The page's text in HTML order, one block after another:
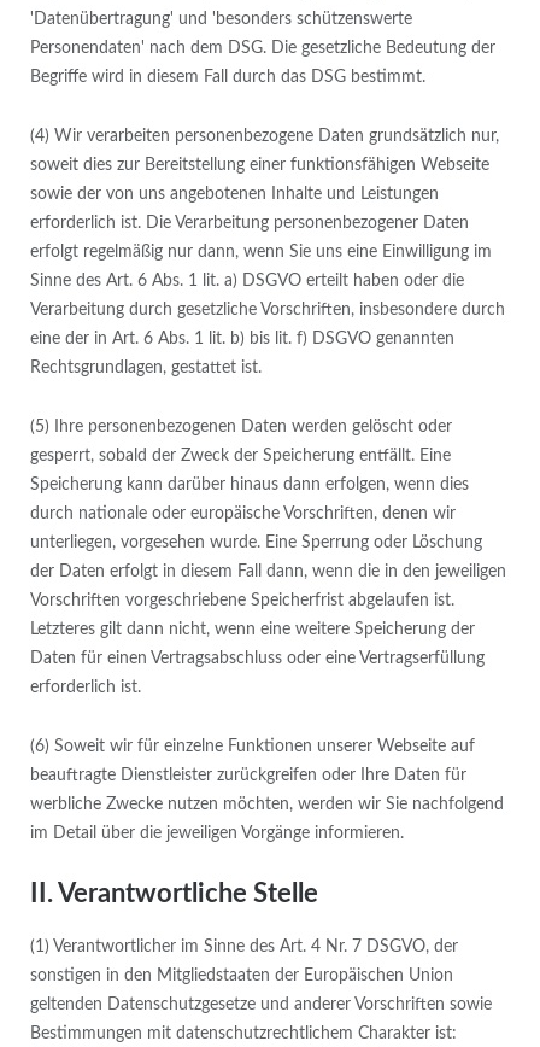
'Datenübertragung' und 'besonders schützenswerte
Personendaten' nach dem DSG. Die gesetzliche Bedeutung der
Begriffe wird in diesem Fall durch das DSG bestimmt.
(4) Wir verarbeiten personenbezogene Daten grundsätzlich nur,
soweit dies zur Bereitstellung einer funktionsfähigen Webseite
sowie der von uns angebotenen Inhalte und Leistungen
erforderlich ist. Die Verarbeitung personenbezogener Daten
erfolgt regelmäßig nur dann, wenn Sie uns eine Einwilligung im
Sinne des Art. 6 Abs. 1 lit. a) DSGVO erteilt haben oder die
Verarbeitung durch gesetzliche Vorschriften, insbesondere durch
eine der in Art. 6 Abs. 1 lit. b) bis lit. f) DSGVO genannten
Rechtsgrundlagen, gestattet ist.
(5) Ihre personenbezogenen Daten werden gelöscht oder
gesperrt, sobald der Zweck der Speicherung entfällt. Eine
Speicherung kann darüber hinaus dann erfolgen, wenn dies
durch nationale oder europäische Vorschriften, denen wir
unterliegen, vorgesehen wurde. Eine Sperrung oder Löschung
der Daten erfolgt in diesem Fall dann, wenn die in den jeweiligen
Vorschriften vorgeschriebene Speicherfrist abgelaufen ist.
Letzteres gilt dann nicht, wenn eine weitere Speicherung der
Daten für einen Vertragsabschluss oder eine Vertragserfüllung
erforderlich ist.
(6) Soweit wir für einzelne Funktionen unserer Webseite auf
beauftragte Dienstleister zurückgreifen oder Ihre Daten für
werbliche Zwecke nutzen möchten, werden wir Sie nachfolgend
im Detail über die jeweiligen Vorgänge informieren.
II. Verantwortliche Stelle
(1) Verantwortlicher im Sinne des Art. 4 Nr. 7 DSGVO, der
sonstigen in den Mitgliedstaaten der Europäischen Union
geltenden Datenschutzgesetze und anderer Vorschriften sowie
Bestimmungen mit datenschutzrechtlichem Charakter ist: